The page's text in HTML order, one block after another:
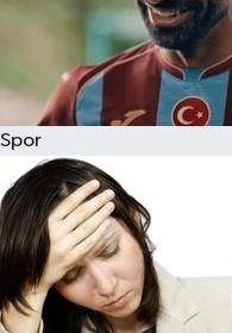
Spor
Sağlık
Siyaset
Teknoloji
Televizyon
Yaşam-Çevre